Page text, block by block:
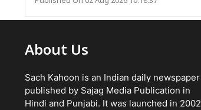
About Us
Sach Kahoon is an Indian daily newspaper
published by Sajag Media Publication in
Hindi and Punjabi. It was launched in 2002